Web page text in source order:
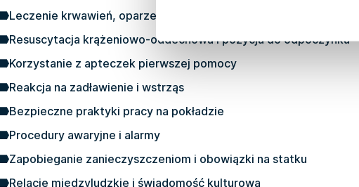
Leczenie krwawień, oparzeń i złamań
Resuscytacja krążeniowo-oddechowa i pozycja do odpoczynku
Korzystanie z apteczek pierwszej pomocy
Reakcja na zadławienie i wstrząs
Bezpieczne praktyki pracy na pokładzie
Procedury awaryjne i alarmy
Zapobieganie zanieczyszczeniom i obowiązki na statku
Relacje międzyludzkie i świadomość kulturowa